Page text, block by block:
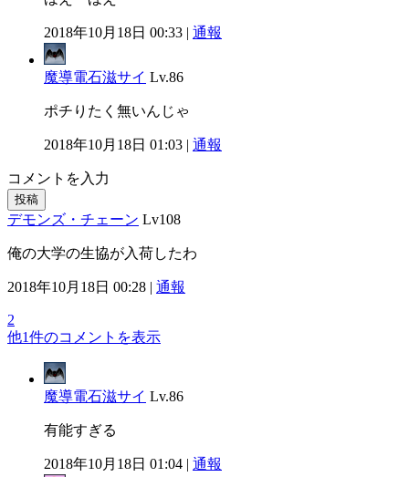
2018年10月18日 00:33 | 通報
魔導電石滋サイ Lv.86
ポチりたく無いんじゃ
2018年10月18日 01:03 | 通報
コメントを入力
投稿
デモンズ・チェーン Lv108
俺の大学の生協が入荷したわ
2018年10月18日 00:28 | 通報
2
他1件のコメントを表示
魔導電石滋サイ Lv.86
有能すぎる
2018年10月18日 01:04 | 通報